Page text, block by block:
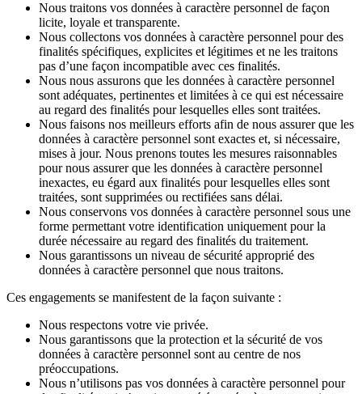
Nous traitons vos données à caractère personnel de façon
licite, loyale et transparente.
Nous collectons vos données à caractère personnel pour des
finalités spécifiques, explicites et légitimes et ne les traitons
pas d’une façon incompatible avec ces finalités.
Nous nous assurons que les données à caractère personnel
sont adéquates, pertinentes et limitées à ce qui est nécessaire
au regard des finalités pour lesquelles elles sont traitées.
Nous faisons nos meilleurs efforts afin de nous assurer que les
données à caractère personnel sont exactes et, si nécessaire,
mises à jour. Nous prenons toutes les mesures raisonnables
pour nous assurer que les données à caractère personnel
inexactes, eu égard aux finalités pour lesquelles elles sont
traitées, sont supprimées ou rectifiées sans délai.
Nous conservons vos données à caractère personnel sous une
forme permettant votre identification uniquement pour la
durée nécessaire au regard des finalités du traitement.
Nous garantissons un niveau de sécurité approprié des
données à caractère personnel que nous traitons.
Ces engagements se manifestent de la façon suivante :
Nous respectons votre vie privée.
Nous garantissons que la protection et la sécurité de vos
données à caractère personnel sont au centre de nos
préoccupations.
Nous n’utilisons pas vos données à caractère personnel pour